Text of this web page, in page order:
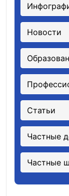
Новости
Статьи
Частные
Частные